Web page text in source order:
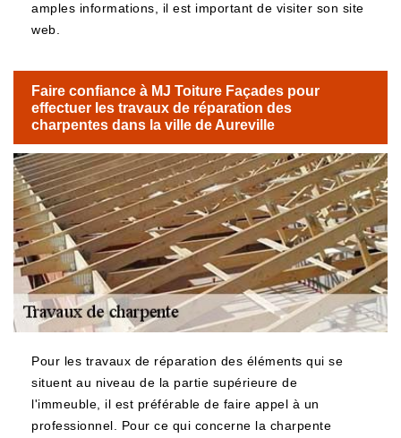
amples informations, il est important de visiter son site
web.
Faire confiance à MJ Toiture Façades pour
effectuer les travaux de réparation des
charpentes dans la ville de Aureville
Pour les travaux de réparation des éléments qui se
situent au niveau de la partie supérieure de
l'immeuble, il est préférable de faire appel à un
professionnel. Pour ce qui concerne la charpente